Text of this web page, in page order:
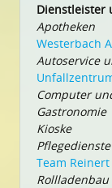
Dienstleister
Apotheken
Westerbach
Autoservice
Computer
Gastronomie
Kioske
Pflegedienste
Team Reinert
Rollladenbau